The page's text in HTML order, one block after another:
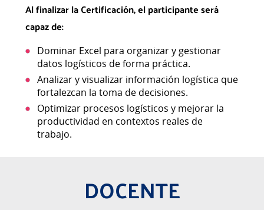
Al finalizar la Certificación, el participante será
capaz de:
Dominar Excel para organizar y gestionar
datos logísticos de forma práctica.
Analizar y visualizar información logística que
fortalezcan la toma de decisiones.
Optimizar procesos logísticos y mejorar la
productividad en contextos reales de
trabajo.
DOCENTE